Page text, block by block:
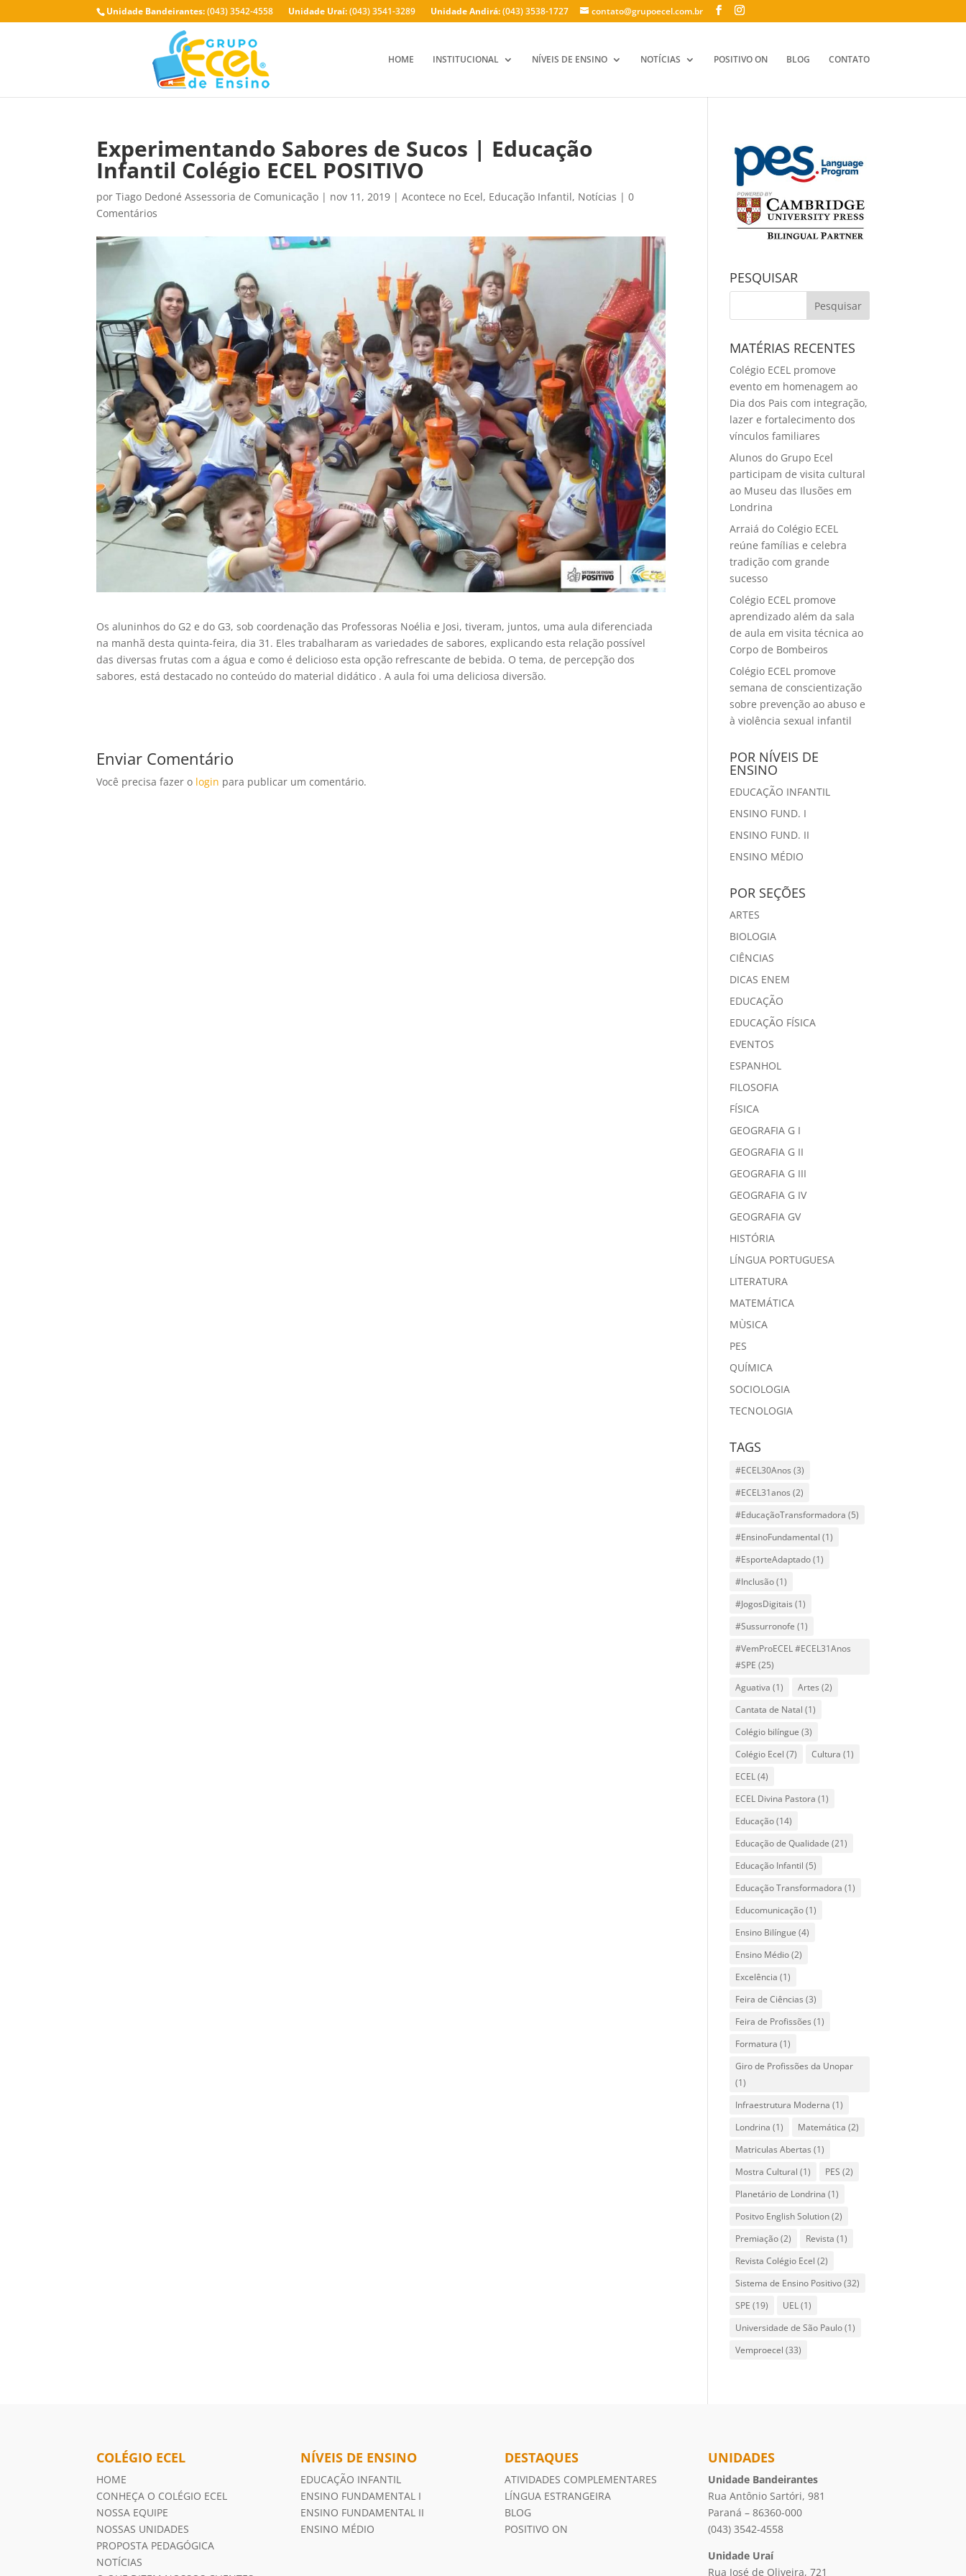
Unidade Bandeirantes:(043) 3542-4558 Unidade Uraí:(043) 3541-3289 Unidade Andirá:(043) 3538-1727 contato@grupoecel.com.br
HOME INSTITUCIONAL NÍVEIS DE ENSINO NOTÍCIAS POSITIVO ON BLOG CONTATO
Experimentando Sabores de Sucos | Educação
Infantil Colégio ECEL POSITIVO
porTiago Dedoné Assessoria de Comunicação | nov 11, 2019 |Acontece no Ecel, Educação Infantil, Notícias |0
Comentários
Os aluninhos do G2 e do G3, sob coordenação das Professoras Noélia e Josi, tiveram, juntos, uma aula diferenciada
na manhã desta quinta-feira, dia 31. Eles trabalharam as variedades de sabores, explicando esta relação possível
das diversas frutas com a água e como é delicioso esta opção refrescante de bebida. O tema, de percepção dos
sabores, está destacado no conteúdo do material didático . A aula foi uma deliciosa diversão.
Enviar Comentário
Você precisa fazer o login para publicar um comentário.
PESQUISAR
MATÉRIAS RECENTES
Colégio ECEL promove
evento em homenagem ao
Dia dos Pais com integração,
lazer e fortalecimento dos
vínculos familiares
Alunos do Grupo Ecel
participam de visita cultural
ao Museu das Ilusões em
Londrina
Arraiá do Colégio ECEL
reúne famílias e celebra
tradição com grande
sucesso
Colégio ECEL promove
aprendizado além da sala
de aula em visita técnica ao
Corpo de Bombeiros
Colégio ECEL promove
semana de conscientização
sobre prevenção ao abuso e
à violência sexual infantil
POR NÍVEIS DE
ENSINO
EDUCAÇÃO INFANTIL
ENSINO FUND. I
ENSINO FUND. II
ENSINO MÉDIO
POR SEÇÕES
ARTES
BIOLOGIA
CIÊNCIAS
DICAS ENEM
EDUCAÇÃO
EDUCAÇÃO FÍSICA
EVENTOS
ESPANHOL
FILOSOFIA
FÍSICA
GEOGRAFIA G I
GEOGRAFIA G II
GEOGRAFIA G III
GEOGRAFIA G IV
GEOGRAFIA GV
HISTÓRIA
LÍNGUA PORTUGUESA
LITERATURA
MATEMÁTICA
MÙSICA
PES
QUÍMICA
SOCIOLOGIA
TECNOLOGIA
TAGS
#ECEL30Anos (3)
#ECEL31anos (2)
#EducaçãoTransformadora (5)
#EnsinoFundamental (1)
#EsporteAdaptado(1)
#Inclusão(1)
#JogosDigitais (1)
#Sussurronofe (1)
#VemProECEL #ECEL31Anos
#SPE (25)
Aguativa (1) Artes (2)
Cantata de Natal (1)
Colégio bilíngue (3)
Colégio Ecel (7) Cultura (1)
ECEL(4)
ECEL Divina Pastora (1)
Educação(14)
Educação de Qualidade (21)
Educação Infantil (5)
Educação Transformadora (1)
Educomunicação(1)
Ensino Bilíngue (4)
Ensino Médio(2)
Excelência (1)
Feira de Ciências (3)
Feira de Profissões (1)
Formatura (1)
Giro de Profissões da Unopar
(1)
Infraestrutura Moderna (1)
Londrina (1) Matemática (2)
Matriculas Abertas (1)
Mostra Cultural (1) PES (2)
Planetário de Londrina (1)
Positvo English Solution(2)
Premiação(2) Revista (1)
Revista Colégio Ecel (2)
Sistema de Ensino Positivo(32)
SPE (19) UEL(1)
Universidade de São Paulo(1)
Vemproecel (33)
COLÉGIO ECEL
HOME
CONHEÇA O COLÉGIO ECEL
NOSSA EQUIPE
NOSSAS UNIDADES
PROPOSTA PEDAGÓGICA
NOTÍCIAS
NÍVEIS DE ENSINO
EDUCAÇÃO INFANTIL
ENSINO FUNDAMENTAL I
ENSINO FUNDAMENTAL II
ENSINO MÉDIO
DESTAQUES
ATIVIDADES COMPLEMENTARES
LÍNGUA ESTRANGEIRA
BLOG
POSITIVO ON
UNIDADES
Unidade Bandeirantes
Rua Antônio Sartóri, 981
Paraná – 86360-000
(043) 3542-4558
Unidade Uraí
Rua José de Oliveira, 721